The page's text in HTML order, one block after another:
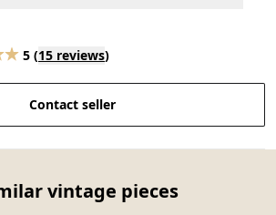
5 (15 reviews)
Contact seller
vintage pieces